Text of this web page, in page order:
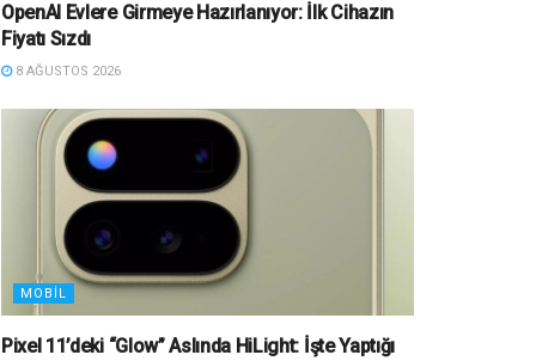
OpenAI Evlere Girmeye Hazırlanıyor: İlk Cihazın
Fiyatı Sızdı
8 AĞUSTOS 2026
MOBIL
Pixel 11’deki “Glow” Aslında HiLight: İşte Yaptığı